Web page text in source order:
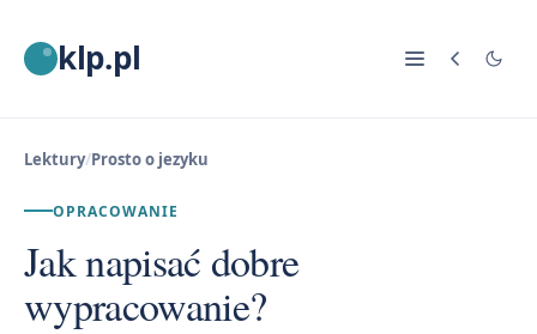
klp.pl
Lektury/Prosto o jezyku
OPRACOWANIE
Jak napisać dobre
wypracowanie?